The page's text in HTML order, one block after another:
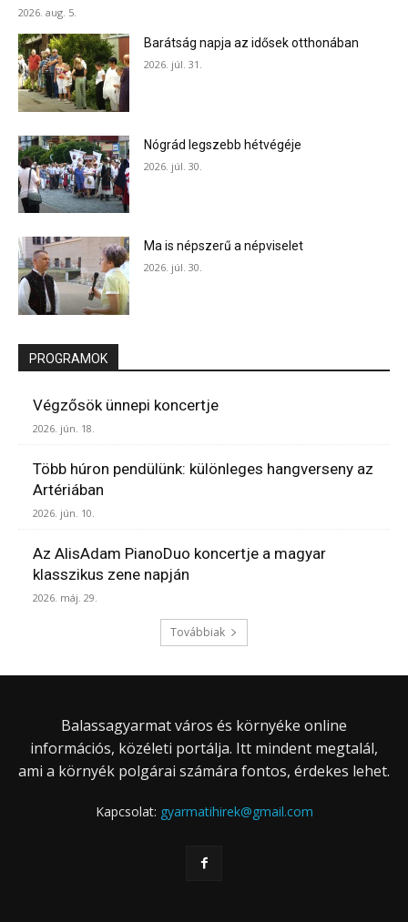
2026. aug. 5.
Barátság napja az idősek otthonában
2026. júl. 31.
Nógrád legszebb hétvégéje
2026. júl. 30.
Ma is népszerű a népviselet
2026. júl. 30.
PROGRAMOK
Végzősök ünnepi koncertje
2026. jún. 18.
Több húron pendülünk: különleges hangverseny az
Artériában
2026. jún. 10.
Az AlisAdam PianoDuo koncertje a magyar
klasszikus zene napján
2026. máj. 29.
Továbbiak
Balassagyarmat város és környéke online
információs, közéleti portálja. Itt mindent megtalál,
ami a környék polgárai számára fontos, érdekes lehet.
Kapcsolat: gyarmatihirek@gmail.com